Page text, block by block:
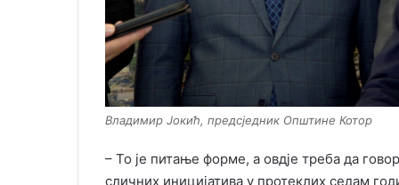
Владимир Јокић, предсједник Општине Котор
– То је питање форме, а овдје треба да
сличних иницијатива у протеклих седам